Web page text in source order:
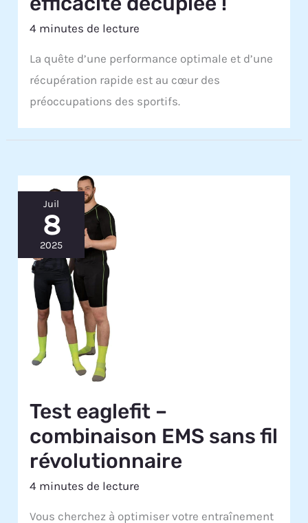
4 minutes de lecture
La quête d’une performance optimale et d’une
récupération rapide est au cœur des
préoccupations des sportifs.
Juil
8
2025
Test eaglefit –
combinaison EMS sans fil
révolutionnaire
4 minutes de lecture
Vous cherchez à optimiser votre entraînement